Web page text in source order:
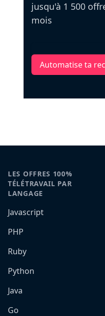
jusqu'à 1 500
mois
Automatise ta
LES OFFRES 100%
TÉLÉTRAVAIL PAR
LANGAGE
Javascript
PHP
Ruby
Python
Java
Go